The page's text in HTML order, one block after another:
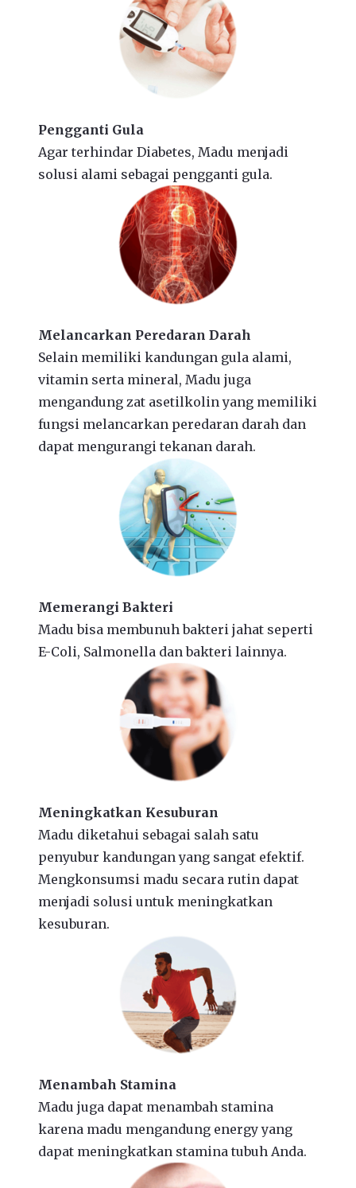
Pengganti Gula
Agar terhindar Diabetes, Madu menjadi
solusi alami sebagai pengganti gula.
Melancarkan Peredaran Darah
Selain memiliki kandungan gula alami,
vitamin serta mineral, Madu juga
mengandung zat asetilkolin yang memiliki
fungsi melancarkan peredaran darah dan
dapat mengurangi tekanan darah.
Memerangi Bakteri
Madu bisa membunuh bakteri jahat seperti
E-Coli, Salmonella dan bakteri lainnya.
Meningkatkan Kesuburan
Madu diketahui sebagai salah satu
penyubur kandungan yang sangat efektif.
Mengkonsumsi madu secara rutin dapat
menjadi solusi untuk meningkatkan
kesuburan.
Menambah Stamina
Madu juga dapat menambah stamina
karena madu mengandung energy yang
dapat meningkatkan stamina tubuh Anda.